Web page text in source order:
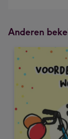
Anderen